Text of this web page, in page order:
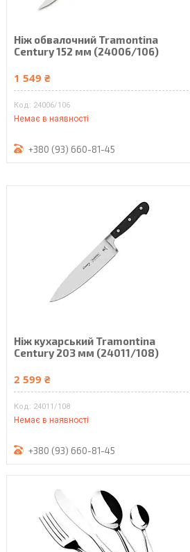
Ніж обвалочний Tramontina
Century 152 мм (24006/106)
1 549 ₴
24006/106
Немає в наявності
+380 (93) 660-81-45
Ніж кухарський Tramontina
Century 203 мм (24011/108)
2 599 ₴
24011/108
Немає в наявності
+380 (93) 660-81-45